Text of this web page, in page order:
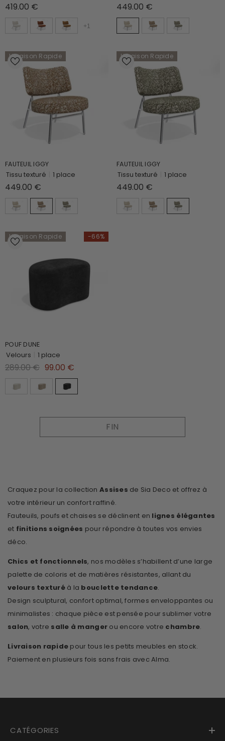
419.00 €
+1
449.00 €
Livraison Rapide
FAUTEUIL IGGY
Tissu texturé 1 place
449.00 €
Livraison Rapide
FAUTEUIL IGGY
Tissu texturé 1 place
449.00 €
-66%
Livraison Rapide
POUF DUNE
Velours 1 place
289.00 € 99.00 €
FIN
Craquez pour la collectionAssises de Sia Deco et offrez à
votre intérieur un confort raffiné.
Fauteuils, poufs et chaises se déclinent en lignes élégantes
et finitions soignées pour répondre à toutes vos envies
déco.
Chics et fonctionnels, nos modèles s’habillent d’une large
palette de coloris et de matières résistantes, allant du
velours texturéà la bouclette tendance.
Design sculptural, confort optimal, formes enveloppantes ou
minimalistes : chaque pièce est pensée pour sublimer votre
salon, votre salle à manger ou encore votre chambre.
Livraison rapide pour tous les petits meubles en stock.
Paiement en plusieurs fois sans frais avec Alma.
CATÉGORIES